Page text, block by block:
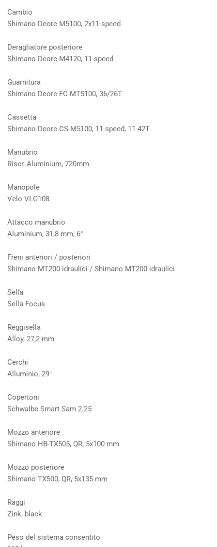
Cambio
Shimano Deore M5100, 2x11-speed
Deragliatore posteriore
Shimano Deore M4120, 11-speed
Guarnitura
Shimano Deore FC-MT5100, 36/26T
Cassetta
Shimano Deore CS-M5100, 11-speed, 11-42T
Manubrio
Riser, Aluminium, 720mm
Manopole
Velo VLG108
Attacco manubrio
Aluminium, 31,8 mm, 6°
Freni anteriori / posteriori
Shimano MT200 idraulici / Shimano MT200 idraulici
Sella
Sella Focus
Reggisella
Alloy, 27,2 mm
Cerchi
Alluminio, 29"
Copertoni
Schwalbe Smart Sam 2.25
Mozzo anteriore
Shimano HB-TX505, QR, 5x100 mm
Mozzo posteriore
Shimano TX500, QR, 5x135 mm
Raggi
Zink, black
Peso del sistema consentito